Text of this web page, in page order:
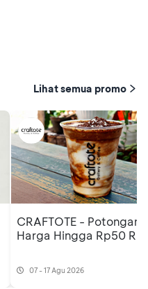
Lihat semua promo
CRAFTOTE - Potongan
Harga Hingga Rp50
07 - 17 Agu 2026